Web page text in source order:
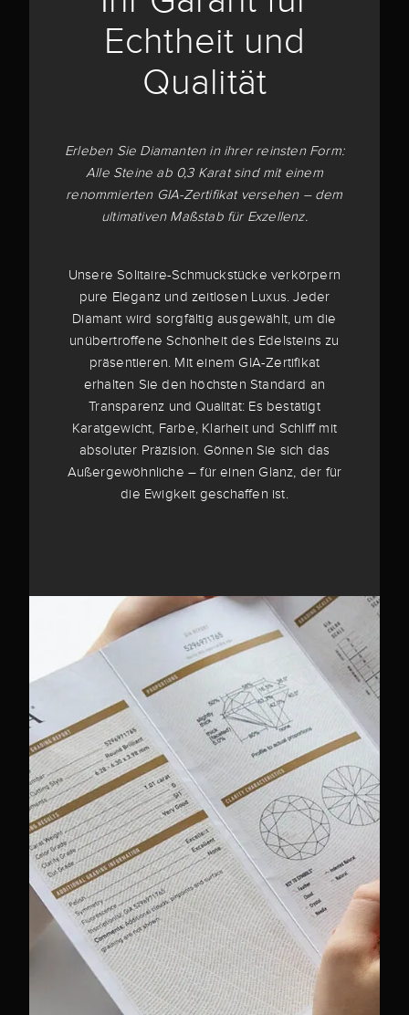
Echtheit und
Qualität
Erleben Sie Diamanten in ihrer reinsten Form:
Alle Steine ab 0,3 Karat sind mit einem
renommierten GIA-Zertifikat versehen – dem
ultimativen Maßstab für Exzellenz.
Unsere Solitaire-Schmuckstücke verkörpern
pure Eleganz und zeitlosen Luxus. Jeder
Diamant wird sorgfältig ausgewählt, um die
unübertroffene Schönheit des Edelsteins zu
präsentieren. Mit einem GIA-Zertifikat
erhalten Sie den höchsten Standard an
Transparenz und Qualität: Es bestätigt
Karatgewicht, Farbe, Klarheit und Schliff mit
absoluter Präzision. Gönnen Sie sich das
Außergewöhnliche – für einen Glanz, der für
die Ewigkeit geschaffen ist.